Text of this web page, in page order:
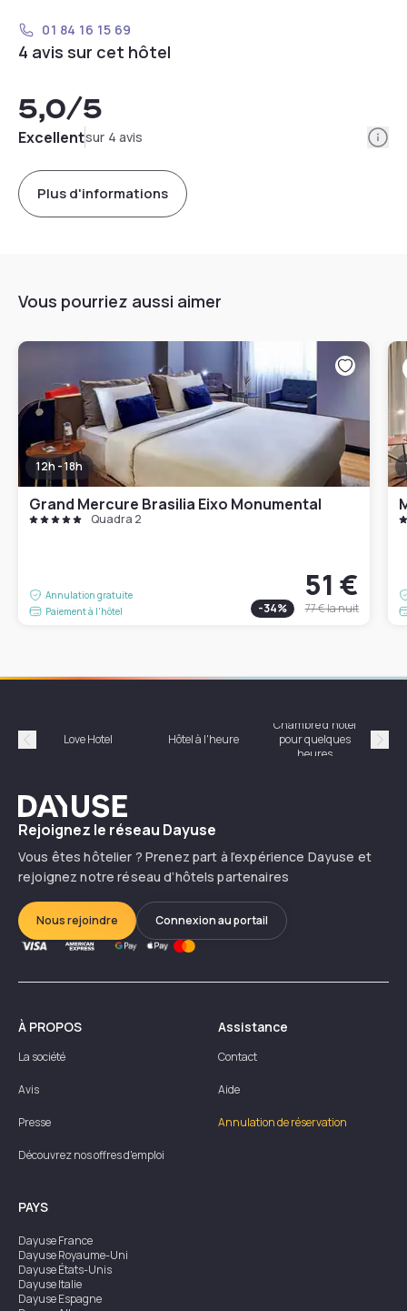
01 84 16 15 69
4 avis sur cet hôtel
5,0/5
Excellentsur 4 avis
Plus d'informations
Vous pourriez aussi aimer
12h - 18h
Grand Mercure Brasilia Eixo Monumental
Quadra 2
Annulation gratuite
Paiement à l'hôtel
51 €
-34% 77 €la nuit
Précédent
Love Hotel Hôtel à l'heure
Chambre d'hôtel
pour quelques
heures
Dayuse
Rejoignez le réseau Dayuse
Vous êtes hôtelier ? Prenez part à l’expérience Dayuse et
rejoignez notre réseau d’hôtels partenaires
Nous rejoindre Connexion au portail
À PROPOS
La société
Avis
Presse
Découvrez nos offres d'emploi
Assistance
Contact
Aide
Annulation de réservation
PAYS
DayuseFrance
DayuseRoyaume-Uni
DayuseÉtats-Unis
DayuseItalie
DayuseEspagne